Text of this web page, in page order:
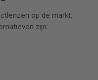
op de markt.
zijn: